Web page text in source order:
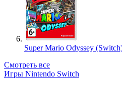
Super Mario Odyssey
Смотреть все
Игры Nintendo Switch